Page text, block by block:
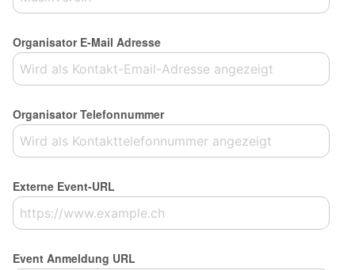
Organisator E-Mail Adresse
Organisator Telefonnummer
Externe Event-URL
Event Anmeldung URL